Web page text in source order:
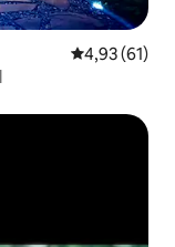
Évaluation
4,93 (61)